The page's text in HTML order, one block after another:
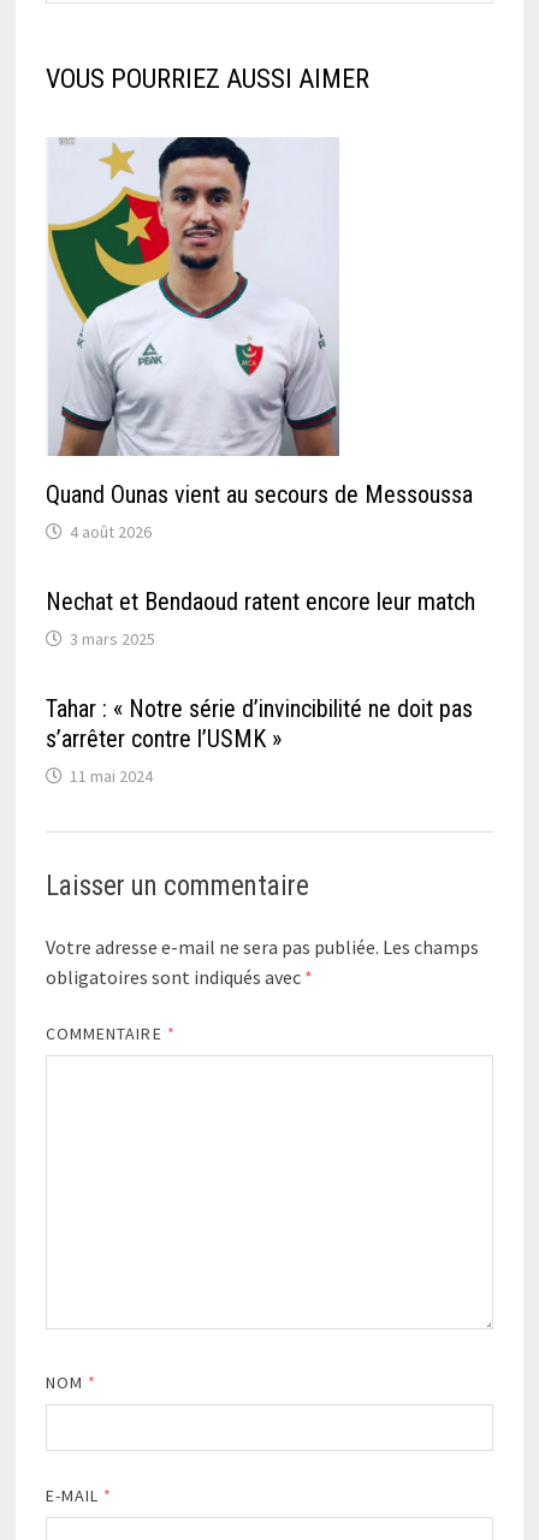
VOUS POURRIEZ AUSSI AIMER
Quand Ounas vient au secours de Messoussa
4 août 2026
Nechat et Bendaoud ratent encore leur match
3 mars 2025
Tahar : « Notre série d’invincibilité ne doit pas
s’arrêter contre l’USMK »
11 mai 2024
Laisser un commentaire
Votre adresse e-mail ne sera pas publiée. Les champs
obligatoires sont indiqués avec *
COMMENTAIRE *
NOM *
E-MAIL *